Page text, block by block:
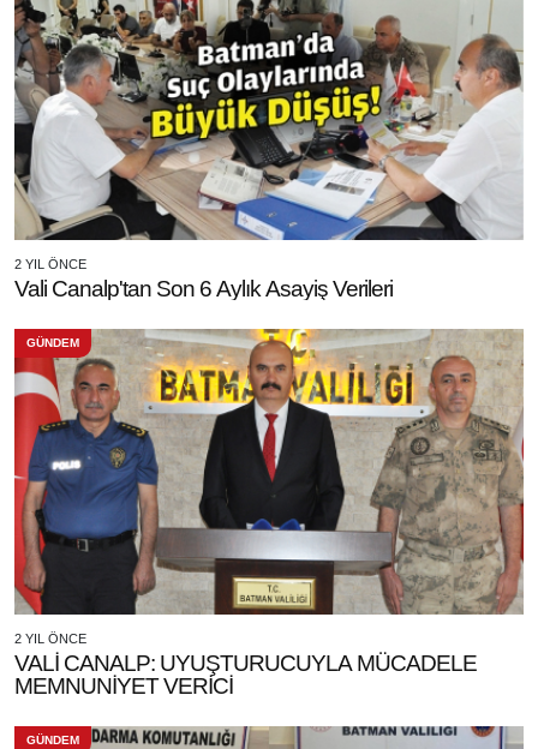
2 YIL ÖNCE
Vali Canalp'tan Son 6 Aylık Asayiş Verileri
GÜNDEM
2 YIL ÖNCE
VALİ CANALP: UYUŞTURUCUYLA MÜCADELE
MEMNUNİYET VERİCİ
GÜNDEM